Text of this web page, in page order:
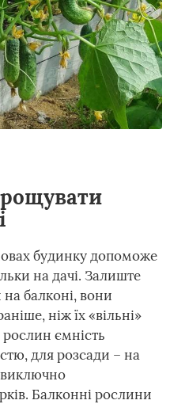
будинку допоможе
на дачі. Залиште
балконі, вони
ніж їх «вільні»
ємність
для розсади – на
Балконні рослини